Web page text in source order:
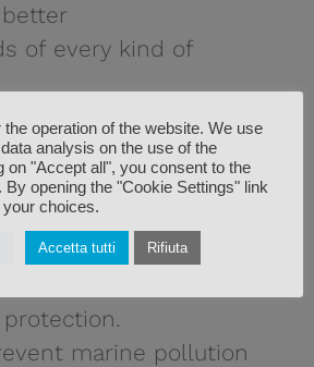
of every kind of
innovation, Tecnicomar
R&D activity, finding
needs, improving its
facing the challenges
marine pollution
operation of the website. We use
analysis on the use of the
on "Accept all", you consent to the
By opening the "Cookie Settings" link
choices.
Accetta tutti Rifiuta